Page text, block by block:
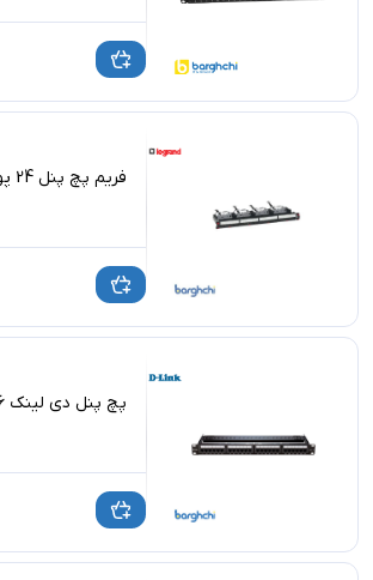
فریم پچ پنل 24 پورت لگراند LCS3
پچ پنل دی لینک UTP CAT6